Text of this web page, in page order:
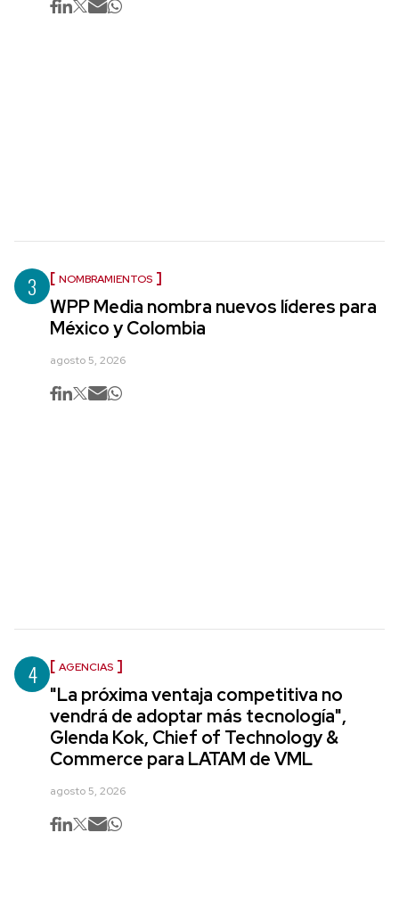
3 NOMBRAMIENTOS
WPP Media nombra nuevos líderes para
México y Colombia
agosto 5, 2026
4 AGENCIAS
"La próxima ventaja competitiva no
vendrá de adoptar más tecnología",
Glenda Kok, Chief of Technology &
Commerce para LATAM de VML
agosto 5, 2026